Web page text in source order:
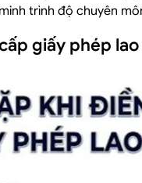
trình độ chuyên
giấy phép